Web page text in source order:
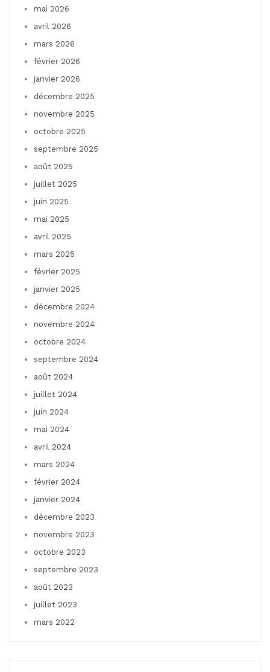
mai 2026
avril 2026
mars 2026
février 2026
janvier 2026
décembre 2025
novembre 2025
octobre 2025
septembre 2025
août 2025
juillet 2025
juin 2025
mai 2025
avril 2025
mars 2025
février 2025
janvier 2025
décembre 2024
novembre 2024
octobre 2024
septembre 2024
août 2024
juillet 2024
juin 2024
mai 2024
avril 2024
mars 2024
février 2024
janvier 2024
décembre 2023
novembre 2023
octobre 2023
septembre 2023
août 2023
juillet 2023
mars 2022